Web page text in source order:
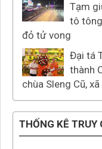
Tạm
tô
đỏ tử vong
Đại tá
thành
chùa Sleng Cũ,
THỐNG KÊ TRUY